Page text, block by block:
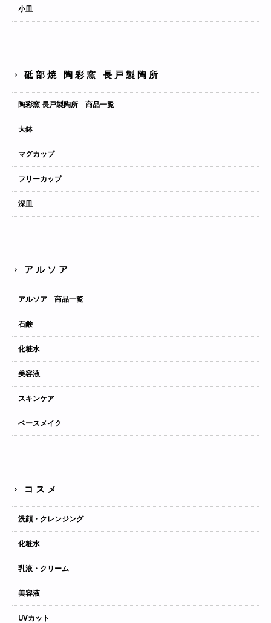
小皿
砥部焼 陶彩窯 長戸製陶所
陶彩窯 長戸製陶所 商品一覧
大鉢
マグカップ
フリーカップ
深皿
アルソア
アルソア 商品一覧
石鹸
化粧水
美容液
スキンケア
ベースメイク
コスメ
洗顔・クレンジング
化粧水
乳液・クリーム
美容液
UVカット